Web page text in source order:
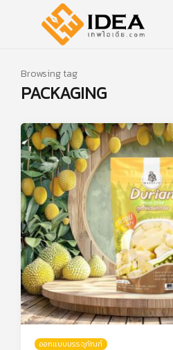
Browsing tag
PACKAGING
ออกแบบบรรจุภัณฑ์